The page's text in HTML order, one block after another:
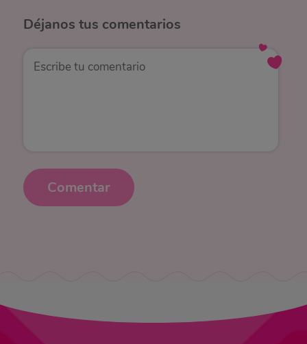
Déjanos tus comentarios
Comentar